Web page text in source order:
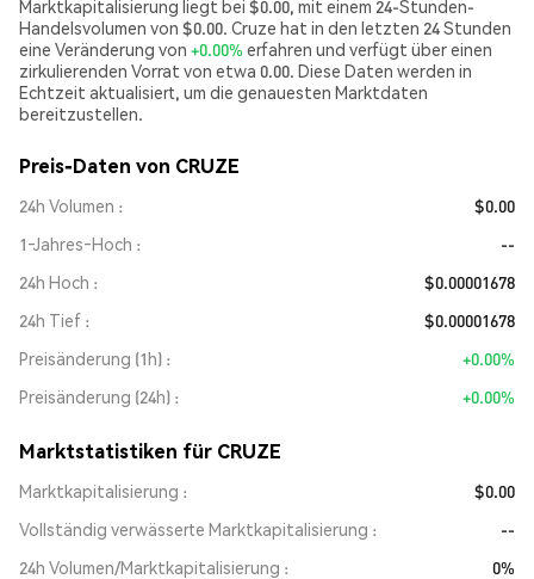
Marktkapitalisierung liegt bei $0.00, mit einem 24-Stunden-
Handelsvolumen von $0.00. Cruze hat in den letzten 24 Stunden
eine Veränderung von +0.00% erfahren und verfügt über einen
zirkulierenden Vorrat von etwa 0.00. Diese Daten werden in
Echtzeit aktualisiert, um die genauesten Marktdaten
bereitzustellen.
Preis-Daten von CRUZE
24h Volumen
$0.00
1‑Jahres‑Hoch
--
24h Hoch
$0.00001678
24h Tief
$0.00001678
Preisänderung (1h)
+0.00%
Preisänderung (24h)
+0.00%
Marktstatistiken für CRUZE
Marktkapitalisierung
$0.00
Vollständig verwässerte Marktkapitalisierung
--
24h Volumen/Marktkapitalisierung
0%